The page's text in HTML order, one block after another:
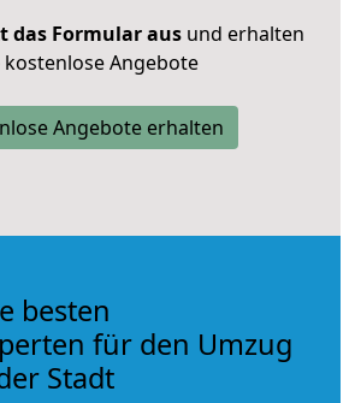
das Formular ausund erhalten
kostenlose Angebote
Angebote erhalten
besten
für den Umzug
Stadt